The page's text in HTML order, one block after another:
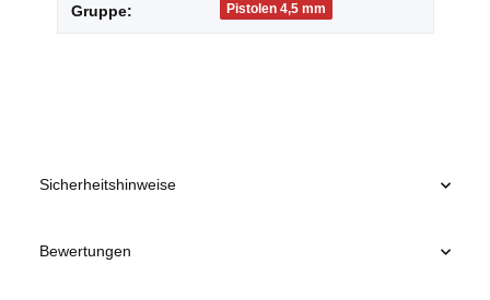
Gruppe: Pistolen 4,5 mm
Sicherheitshinweise
Bewertungen